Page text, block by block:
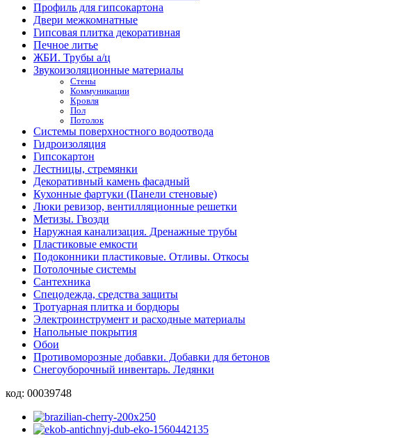
Профиль для гипсокартона
Двери межкомнатные
Гипсовая плитка декоративная
Печное литье
ЖБИ. Трубы а/ц
Звукоизоляционные материалы
Стены
Коммуникации
Кровля
Пол
Потолок
Системы поверхностного водоотвода
Гидроизоляция
Гипсокартон
Лестницы, стремянки
Декоративный камень фасадный
Кухонные фартуки (Панели стеновые)
Люки ревизор, вентилляционные решетки
Метизы. Гвозди
Наружная канализация. Дренажные трубы
Пластиковые емкости
Подоконники пластиковые. Отливы. Откосы
Потолочные системы
Сантехника
Спецодежда, средства защиты
Тротуарная плитка и бордюры
Электроинструмент и расходные материалы
Напольные покрытия
Обои
Противоморозные добавки. Добавки для бетонов
Снегоуборочный инвентарь. Ледянки
код: 00039748